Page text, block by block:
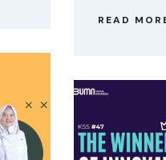
READ